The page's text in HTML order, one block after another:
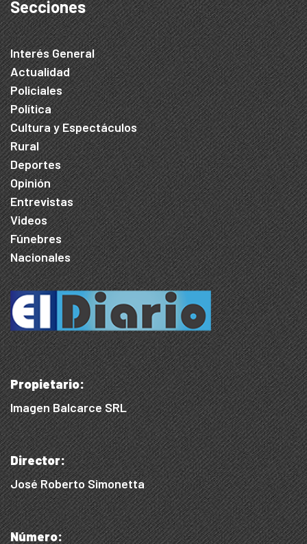
Secciones
Interés General
Actualidad
Policiales
Política
Cultura y Espectáculos
Rural
Deportes
Opinión
Entrevistas
Videos
Fúnebres
Nacionales
Propietario:
Imagen Balcarce SRL
Director:
José Roberto Simonetta
Número: